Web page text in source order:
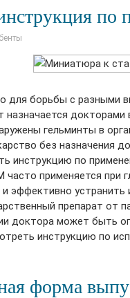
по
для борьбы с разными
докторами
гельминты в
без назначения
инструкцию по
часто применяется при
эффективно
препарат от
доктора может быть
инструкцию по
форма